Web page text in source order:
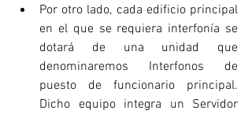
Por otro lado, cada edificio principal
en el que se requiera interfonía se
dotará de una unidad que
denominaremos Interfonos de
puesto de funcionario principal.
Dicho equipo integra un Servidor